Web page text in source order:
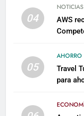
04
NOTICIAS
AWS
05
AHORRO
Travel
para